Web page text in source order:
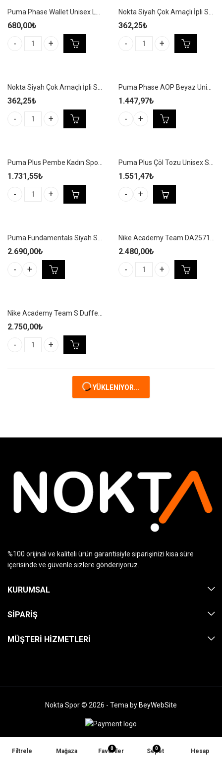
680,00₺
Puma Phase Wallet Unisex Lacivert Spor Cüzdan - 079951 02 adet
362,25₺
Nokta Siyah Çok Amaçlı İpli
362,25₺
Nokta Siyah Çok Amaçlı İpli Spor Çantası - NS22 adet
1.447,97₺
Puma Phase AOP Beyaz
1.731,55₺
Puma Plus Pembe Kadın Spor Sırt Çantası - 090346 06 adet
1.551,47₺
Puma Plus Çöl Tozu Unisex
2.690,00₺
Puma Fundamentals Siyah Spor Çanta - 090333 01 adet
2.480,00₺
Nike Academy Team DA2571-
2.750,00₺
Nike Academy Team S Duffel Bag - Unisex 42L Siyah Spor
YÜKLENIYOR...
%100 orijinal ve kaliteli ürün garantisiyle siparişinizi kısa süre
içerisinde ve güvenle sizlere gönderiyoruz.
KURUMSAL
SIPARIŞ
MÜŞTERI HIZMETLERI
Nokta Spor © 2026 - Tema by BeyWebSite
Filtrele Mağaza 0
Favoriler 0
Sepet Hesap